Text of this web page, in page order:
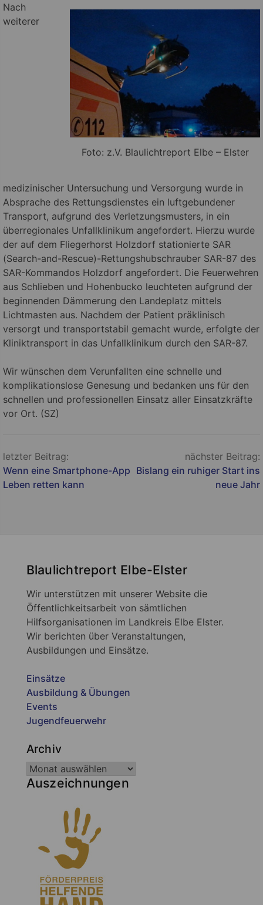
Foto: z.V. Blaulichtreport Elbe – Elster
Nach
weiterer
medizinischer Untersuchung und Versorgung wurde in
Absprache des Rettungsdienstes ein luftgebundener
Transport, aufgrund des Verletzungsmusters, in ein
überregionales Unfallklinikum angefordert. Hierzu wurde
der auf dem Fliegerhorst Holzdorf stationierte SAR
(Search-and-Rescue)-Rettungshubschrauber SAR-87 des
SAR-Kommandos Holzdorf angefordert. Die Feuerwehren
aus Schlieben und Hohenbucko leuchteten aufgrund der
beginnenden Dämmerung den Landeplatz mittels
Lichtmasten aus. Nachdem der Patient präklinisch
versorgt und transportstabil gemacht wurde, erfolgte der
Kliniktransport in das Unfallklinikum durch den SAR-87.
Wir wünschen dem Verunfallten eine schnelle und
komplikationslose Genesung und bedanken uns für den
schnellen und professionellen Einsatz aller Einsatzkräfte
vor Ort. (SZ)
Beitragsnavigation
letzter Beitrag:
Wenn eine Smartphone-App
Leben retten kann
nächster Beitrag:
Bislang ein ruhiger Start ins
neue Jahr
Blaulichtreport Elbe-Elster
Wir unterstützen mit unserer Website die
Öffentlichkeitsarbeit von sämtlichen
Hilfsorganisationen im Landkreis Elbe Elster.
Wir berichten über Veranstaltungen,
Ausbildungen und Einsätze.
Einsätze
Ausbildung & Übungen
Events
Jugendfeuerwehr
Archiv
Auszeichnungen